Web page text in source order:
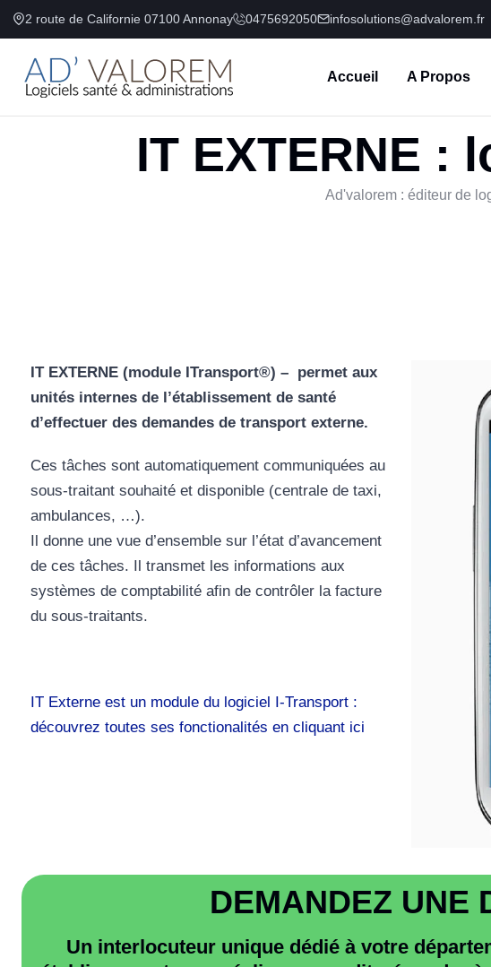
2 route de Californie 07100 Annonay 0475692050 infosolutions@advalorem.fr
Accueil A Propos
IT EXTERNE :
Ad'valorem : éditeur de
IT EXTERNE (module ITransport®) – permet aux
unités internes de l’établissement de santé
d’effectuer des demandes de transport externe.
Ces tâches sont automatiquement communiquées au
sous-traitant souhaité et disponible (centrale de taxi,
ambulances, …).
Il donne une vue d’ensemble sur l’état d’avancement
de ces tâches. Il transmet les informations aux
systèmes de comptabilité afin de contrôler la facture
du sous-traitants.
IT Externe est un module du logiciel I-Transport :
découvrez toutes ses fonctionalités en cliquant ici
DEMANDEZ UNE
Un interlocuteur unique dédié à votre